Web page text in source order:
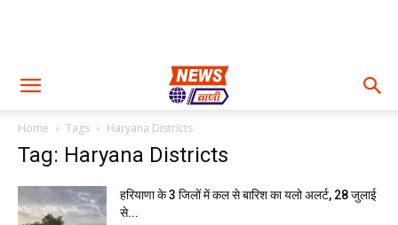
Home Tags Haryana Districts
Tag: Haryana Districts
हरियाणा के 3 जिलों में कल से बारिश का यलो अलर्ट, 28 जुलाई
से...